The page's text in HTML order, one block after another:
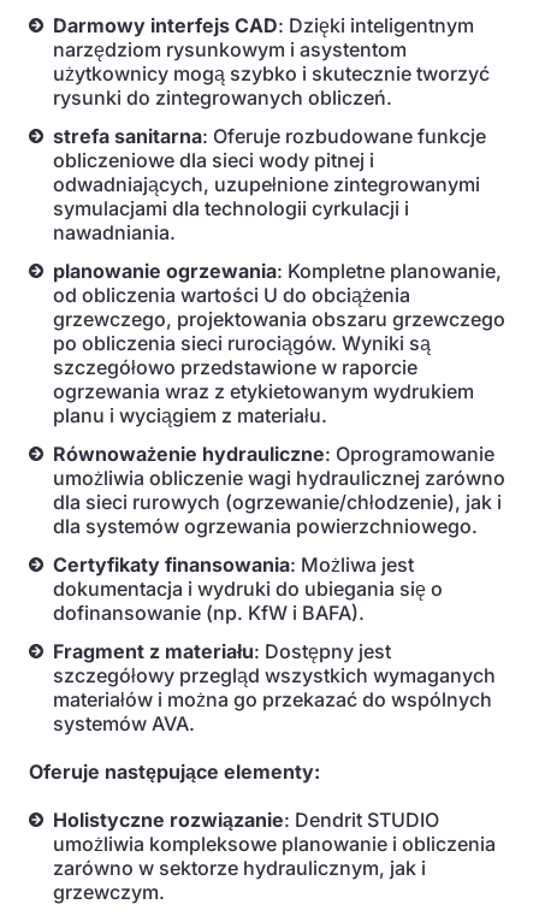
Darmowy interfejs CAD: Dzięki inteligentnym
narzędziom rysunkowym i asystentom
użytkownicy mogą szybko i skutecznie tworzyć
rysunki do zintegrowanych obliczeń.
strefa sanitarna: Oferuje rozbudowane funkcje
obliczeniowe dla sieci wody pitnej i
odwadniających, uzupełnione zintegrowanymi
symulacjami dla technologii cyrkulacji i
nawadniania.
planowanie ogrzewania: Kompletne planowanie,
od obliczenia wartości U do obciążenia
grzewczego, projektowania obszaru grzewczego
po obliczenia sieci rurociągów. Wyniki są
szczegółowo przedstawione w raporcie
ogrzewania wraz z etykietowanym wydrukiem
planu i wyciągiem z materiału.
Równoważenie hydrauliczne: Oprogramowanie
umożliwia obliczenie wagi hydraulicznej zarówno
dla sieci rurowych (ogrzewanie/chłodzenie), jak i
dla systemów ogrzewania powierzchniowego.
Certyfikaty finansowania: Możliwa jest
dokumentacja i wydruki do ubiegania się o
dofinansowanie (np. KfW i BAFA).
Fragment z materiału: Dostępny jest
szczegółowy przegląd wszystkich wymaganych
materiałów i można go przekazać do wspólnych
systemów AVA.
Oferuje następujące elementy:
Holistyczne rozwiązanie: Dendrit STUDIO
umożliwia kompleksowe planowanie i obliczenia
zarówno w sektorze hydraulicznym, jak i
grzewczym.